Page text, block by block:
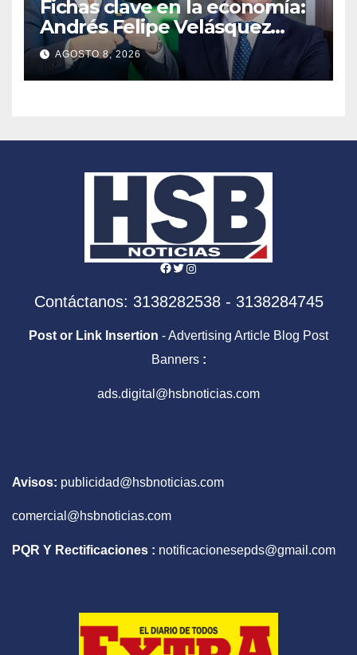
Fichas clave en la economía:
Andrés Felipe Velásquez
tomará el timón de la DIAN
en la era De la Espriella
AGOSTO 8, 2026
Facebook
Twitter
Instagram
Contáctanos: 3138282538 - 3138284745
Post or Link Insertion - Advertising Article Blog Post
Banners :
ads.digital@hsbnoticias.com
Avisos: publicidad@hsbnoticias.com
comercial@hsbnoticias.com
PQR Y Rectificaciones : notificacionesepds@gmail.com